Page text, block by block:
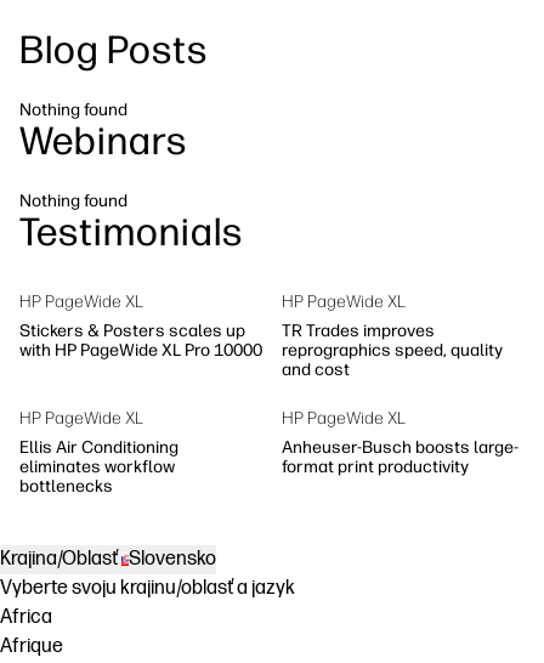
Riešenia pracovných tokov
Blog Posts
Nothing found
Webinars
Nothing found
Testimonials
HP PageWide XL
Stickers & Posters scales up
with HP PageWide XL Pro 10000
HP PageWide XL
TR Trades improves
reprographics speed, quality
and cost
HP PageWide XL
Ellis Air Conditioning
eliminates workflow
bottlenecks
HP PageWide XL
Anheuser-Busch boosts large-
format print productivity
Krajina/Oblasť Slovensko
Vyberte svoju krajinu/oblasť a jazyk
Africa
Afrique